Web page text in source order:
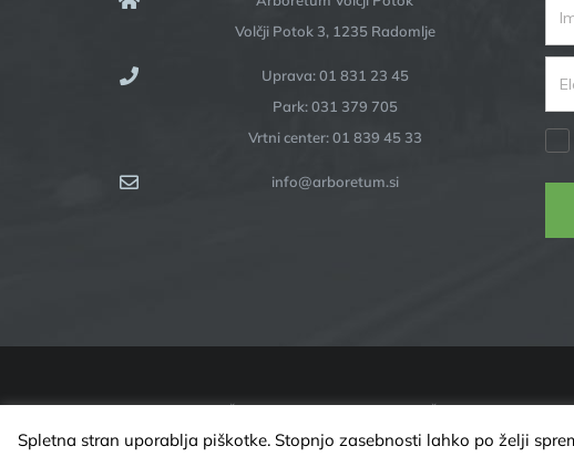
Volčji Potok 3, 1235 Radomlje
Uprava: 01 831 23 45
Park: 031 379 705
Vrtni center: 01 839 45 33
info@arboretum.si
Spletna stran uporablja piškotke. Stopnjo zasebnosti lahko po želji